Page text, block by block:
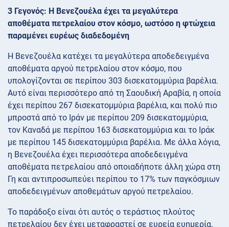
3 Γεγονός: Η Βενεζουέλα έχει τα μεγαλύτερα
αποθέματα πετρελαίου στον κόσμο, ωστόσο η φτώχεια
παραμένει ευρέως διαδεδομένη
Η Βενεζουέλα κατέχει τα μεγαλύτερα αποδεδειγμένα
αποθέματα αργού πετρελαίου στον κόσμο, που
υπολογίζονται σε περίπου 303 δισεκατομμύρια βαρέλια.
Αυτό είναι περισσότερο από τη Σαουδική Αραβία, η οποία
έχει περίπου 267 δισεκατομμύρια βαρέλια, και πολύ πιο
μπροστά από το Ιράν με περίπου 209 δισεκατομμύρια,
τον Καναδά με περίπου 163 δισεκατομμύρια και το Ιράκ
με περίπου 145 δισεκατομμύρια βαρέλια. Με άλλα λόγια,
η Βενεζουέλα έχει περισσότερα αποδεδειγμένα
αποθέματα πετρελαίου από οποιαδήποτε άλλη χώρα στη
Γη και αντιπροσωπεύει περίπου το 17% των παγκόσμιων
αποδεδειγμένων αποθεμάτων αργού πετρελαίου.
Το παράδοξο είναι ότι αυτός ο τεράστιος πλούτος
πετρελαίου δεν έχει μεταφραστεί σε ευρεία ευημερία.